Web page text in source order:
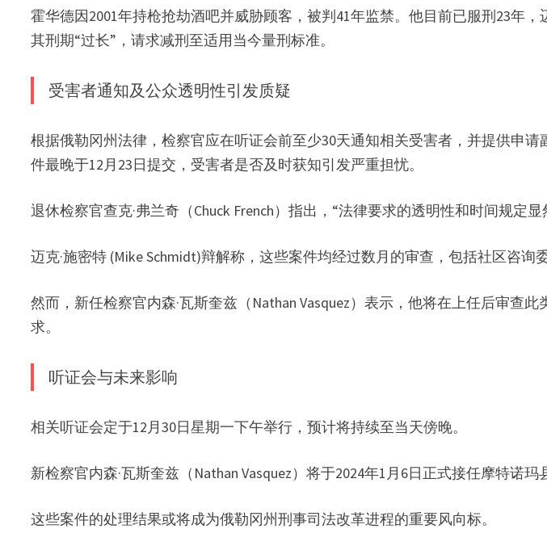
霍华德因2001年持枪抢劫酒吧并威胁顾客，被判41年监禁。他目前已服刑23年，
其刑期“过长”，请求减刑至适用当今量刑标准。
受害者通知及公众透明性引发质疑
根据俄勒冈州法律，检察官应在听证会前至少30天通知相关受害者，并提供申
件最晚于12月23日提交，受害者是否及时获知引发严重担忧。
退休检察官查克·弗兰奇（Chuck French）指出，“法律要求的透明性和时间规定
迈克·施密特 (Mike Schmidt)辩解称，这些案件均经过数月的审查，包括社区咨询
然而，新任检察官内森·瓦斯奎兹（Nathan Vasquez）表示，他将在上任后审查
求。
听证会与未来影响
相关听证会定于12月30日星期一下午举行，预计将持续至当天傍晚。
新检察官内森·瓦斯奎兹（Nathan Vasquez）将于2024年1月6日正式接任摩特诺玛
这些案件的处理结果或将成为俄勒冈州刑事司法改革进程的重要风向标。